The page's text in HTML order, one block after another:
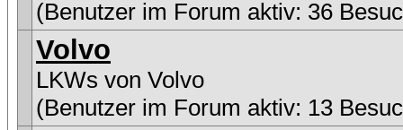
(Benutzer im Forum aktiv: 36
Volvo
LKWs von Volvo
(Benutzer im Forum aktiv: 13